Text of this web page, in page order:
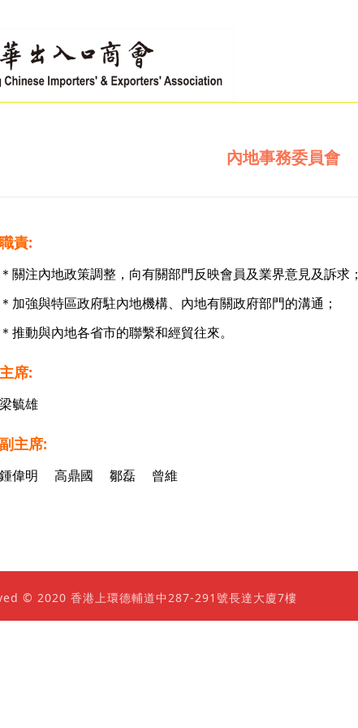
內地事務委員會
職責:
＊關注內地政策調整，向有關部門反映會員及業界意見及訴求；
＊加強與特區政府駐內地機構、內地有關政府部門的溝通；
＊推動與內地各省市的聯繫和經貿往來。
主席:
梁毓雄
副主席:
鍾偉明 高鼎國 鄒磊 曾維
© 2020 香港上環德輔道中287-291號長達大廈7樓